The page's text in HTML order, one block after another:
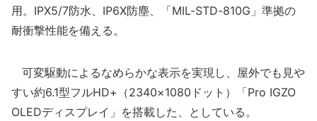
用。IPX5/7防水、IP6X防塵、「MIL-STD-810G」準拠の
耐衝撃性能を備える。
可変駆動によるなめらかな表示を実現し、屋外でも見や
すい約6.1型フルHD+（2340×1080ドット）「Pro IGZO
OLEDディスプレイ」を搭載した、としている。